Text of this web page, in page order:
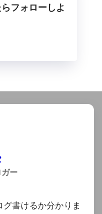
ー
フォローしよ
ー
書けるか分かりま